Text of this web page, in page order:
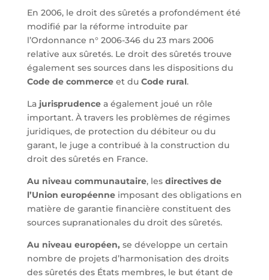
En 2006, le droit des sûretés a profondément été
modifié par la réforme introduite par
l’Ordonnance n° 2006-346 du 23 mars 2006
relative aux sûretés. Le droit des sûretés trouve
également ses sources dans les dispositions du
Code de commerceet du Code rural.
La jurisprudencea également joué un rôle
important. À travers les problèmes de régimes
juridiques, de protection du débiteur ou du
garant, le juge a contribué à la construction du
droit des sûretés en France.
Au niveau communautaire, les directives de
l’Union européenneimposant des obligations en
matière de garantie financière constituent des
sources supranationales du droit des sûretés.
Au niveau européen, se développe un certain
nombre de projets d’harmonisation des droits
des sûretés des États membres, le but étant de